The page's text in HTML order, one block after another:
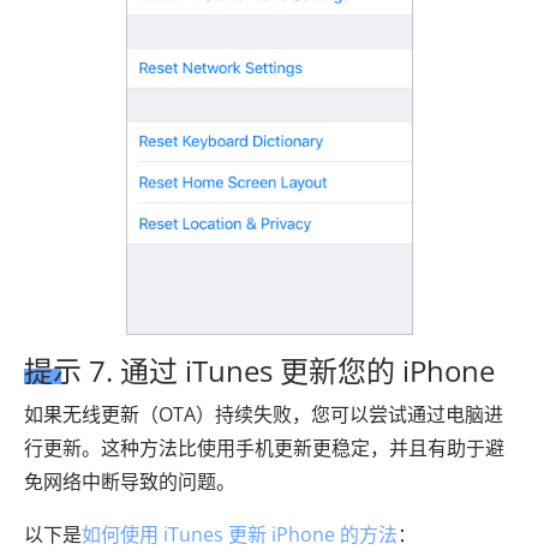
提示 7. 通过 iTunes 更新您的 iPhone
如果无线更新（OTA）持续失败，您可以尝试通过电脑进
行更新。这种方法比使用手机更新更稳定，并且有助于避
免网络中断导致的问题。
以下是如何使用 iTunes 更新 iPhone 的方法：